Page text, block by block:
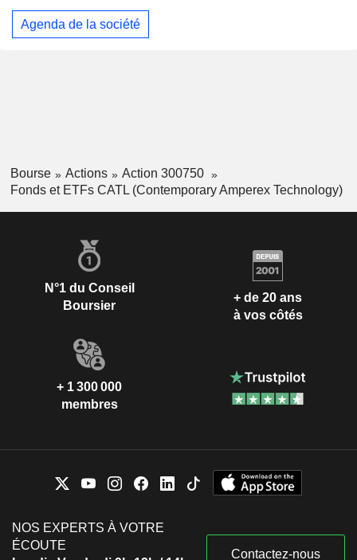
Agenda de la société
Bourse Actions
Action 300750
Fonds et ETFs CATL (Contemporary Amperex Technology)
N°1 du Conseil
Boursier
+ de 20 ans
à vos côtés
+ 1 300 000
membres
NOS EXPERTS À VOTRE
ÉCOUTE
Contactez-nous